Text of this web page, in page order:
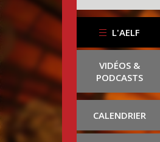
L'AELF
VIDÉOS &
PODCASTS
CALENDRIER